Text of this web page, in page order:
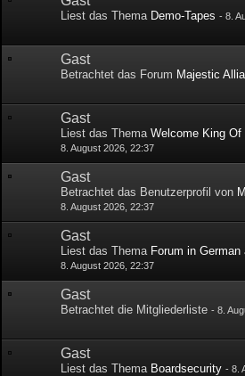
Liest das Thema Demo-Tapes -8.
Gast
Betrachtet das Forum Majestic
Gast
Liest das ThemaWelcome King Of
8. August 2026, 22:37
Gast
Betrachtet das Benutzerprofil von
8. August 2026, 22:37
Gast
Liest das Thema Forum in
8. August 2026, 22:37
Gast
Betrachtet die Mitgliederliste-8.
Gast
Liest das Thema Boardsecurity -8.